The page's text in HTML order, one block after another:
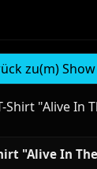
zu(m)
"Alive In